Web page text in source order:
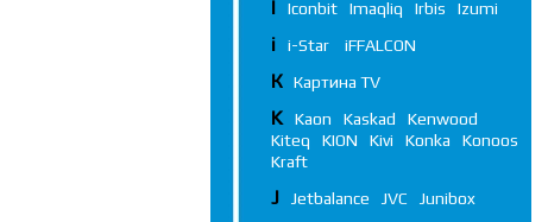
I Iconbit Imaqliq Irbis Izumi
i i-Star iFFALСON
К Картина TV
K Kaon Kaskad
Kenwood
Kiteq
KION Kivi Konka
Konoos
Kraft
J Jetbalance JVC Junibox